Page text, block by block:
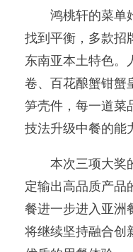
鸿桃轩的菜单
找到平衡，多款招
东南亚本土特色。
卷、百花酿蟹钳蟹
笋壳件，每一道菜
技法升级中餐的能
本次三项大奖
定输出高品质产品
餐进一步进入亚洲
将继续坚持融合创